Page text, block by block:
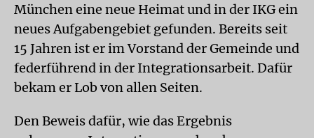
München eine neue Heimat und in der IKG ein
neues Aufgabengebiet gefunden. Bereits seit
15 Jahren ist er im Vorstand der Gemeinde und
federführend in der Integrationsarbeit. Dafür
bekam er Lob von allen Seiten.
Den Beweis dafür, wie das Ergebnis